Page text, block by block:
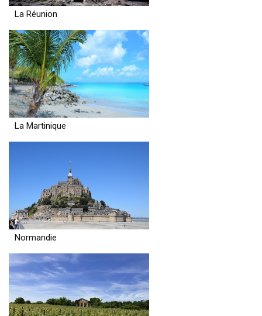
La Réunion
La Martinique
Normandie